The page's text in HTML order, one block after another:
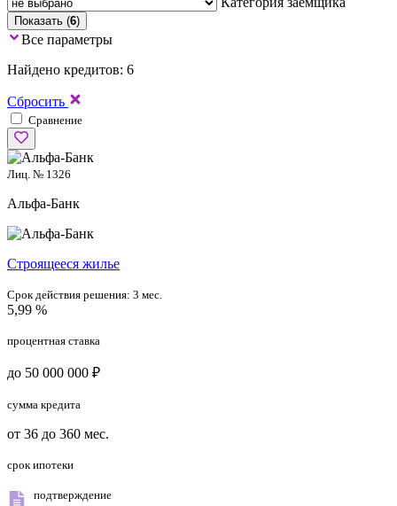
Показать (6)
Все параметры
Найдено кредитов: 6
Сбросить
Сравнение
Лиц. № 1326
Альфа-Банк
Cтроящееся жилье
Срок действия решения: 3 мес.
5,99 %
процентная ставка
до 50 000 000 ₽
сумма кредита
от 36 до 360 мес.
срок ипотеки
подтверждение